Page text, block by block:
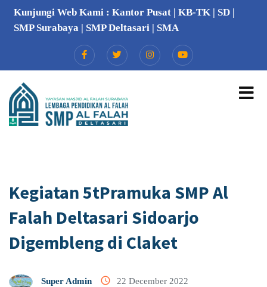
Kunjungi Web Kami : Kantor Pusat | KB-TK | SD |
SMP Surabaya | SMP Deltasari | SMA
Kegiatan 5tPramuka SMP Al
Falah Deltasari Sidoarjo
Digembleng di Claket
Super Admin access_time
22 December 2022